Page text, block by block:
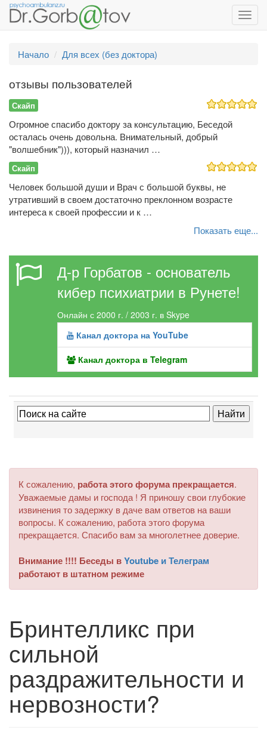
Начало
Для всех (без доктора)
отзывы пользователей
Скайп
Огромное спасибо доктору за консультацию, Беседой
осталась очень довольна. Внимательный, добрый
"волшебник"))), который назначил …
Скайп
Человек большой души и Врач с большой буквы, не
утративший в своем достаточно преклонном возрасте
интереса к своей профессии и к …
Показать еще...
Д-р Горбатов - основатель
кибер психиатрии в Рунете!
Онлайн с 2000 г. / 2003 г. в Skype
Канал доктора на YouTube
Канал доктора в Telegram
К сожалению, работа этого форума прекращается.
Уважаемые дамы и господа ! Я приношу свои глубокие
извинения то задержку в даче вам ответов на ваши
вопросы. К сожалению, работа этого форума
прекращается. Спасибо вам за многолетнее доверие.
Внимание !!!! Беседы вYoutube и Телеграм
работают в штатном режиме
Бринтелликс при
сильной
раздражительности и
нервозности?